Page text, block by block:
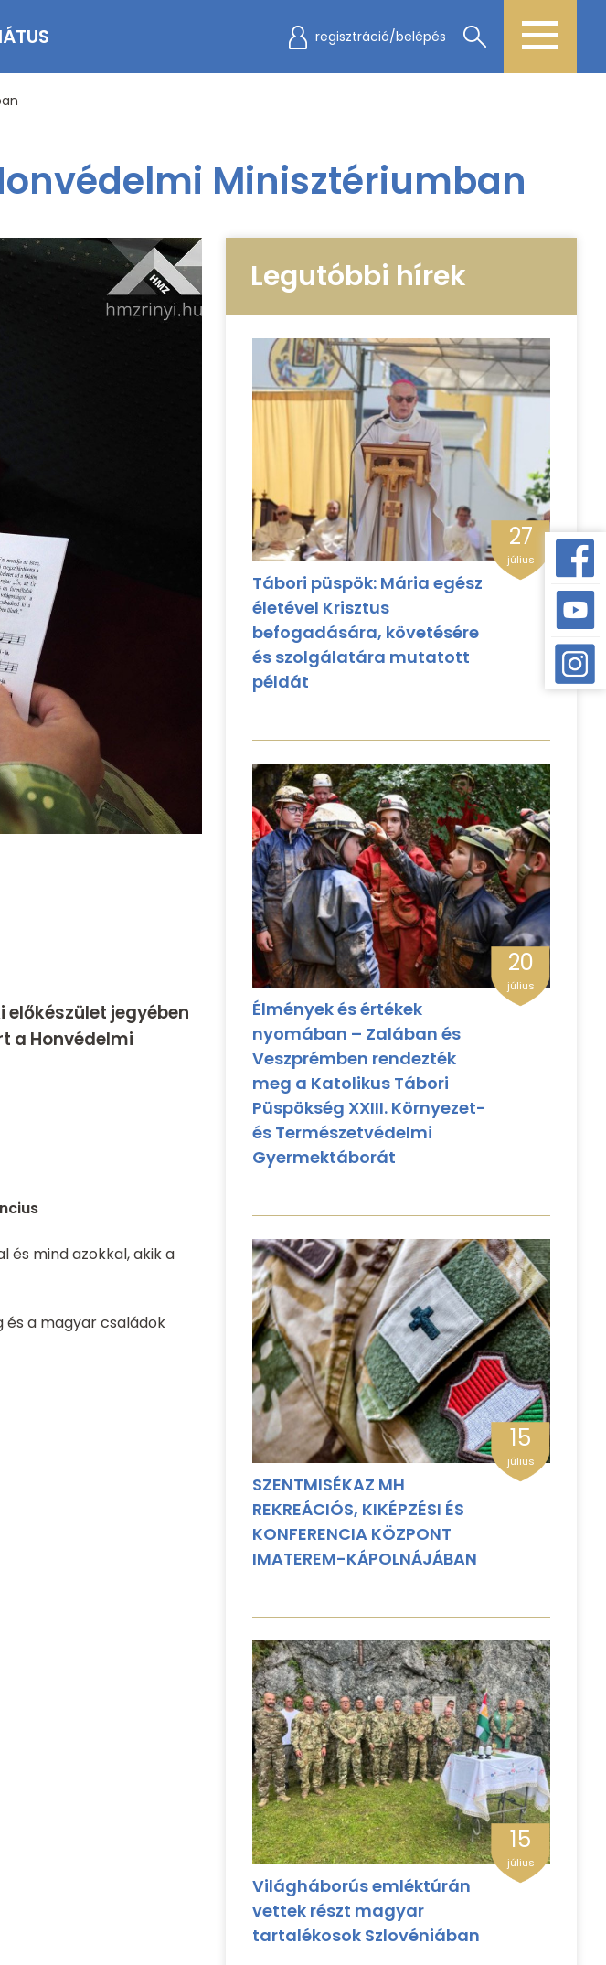
regisztráció/belépés
Minisztériumban
jegyében
a Honvédelmi
és mind azokkal, akik a
és a magyar családok
Legutóbbi hírek
Tábori püspök: Mária egész
életével Krisztus
befogadására, követésére
és szolgálatára mutatott
példát
27
július
Élmények és értékek
nyomában – Zalában és
Veszprémben rendezték
meg a Katolikus Tábori
Püspökség XXIII. Környezet-
és Természetvédelmi
Gyermektáborát
20
július
SZENTMISÉKAZ MH
REKREÁCIÓS, KIKÉPZÉSI ÉS
KONFERENCIA KÖZPONT
IMATEREM-KÁPOLNÁJÁBAN
15
július
Világháborús emléktúrán
vettek részt magyar
tartalékosok Szlovéniában
15
július